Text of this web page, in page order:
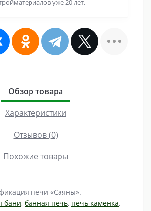
уже 20 лет.
Обзор товара
Характеристики
Отзывов (0)
Похожие товары
печи «Саяны».
бани, банная печь, печь-каменка,